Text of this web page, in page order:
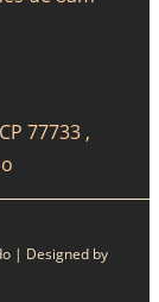
77733 ,
| Designed by